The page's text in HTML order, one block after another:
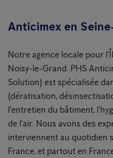
Anticimex en
Notre agence locale pour
Noisy-le-Grand. PHS
Solution) est spécialisée
(dératisation,
l'entretien du bâtiment,
de l'air. Nous avons des
interviennent au quotidien
France, et partout en